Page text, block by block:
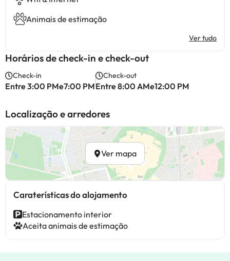
Animais de estimação
Ver tudo
Horários de check-in e check-out
Check-in
Entre 3:00 PMe7:00 PM
Check-out
Entre 8:00 AMe12:00 PM
Localização e arredores
Ver mapa
Caraterísticas do alojamento
Estacionamento interior
Aceita animais de estimação